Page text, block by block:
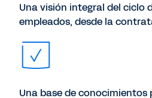
Una visión integral del ciclo
empleados, desde la
Una base de conocimientos